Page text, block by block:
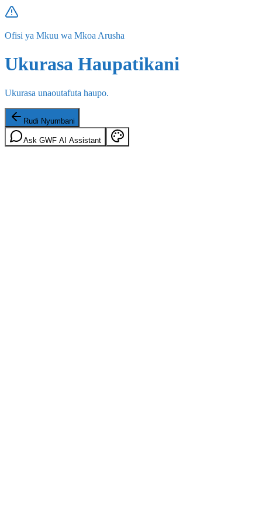
Ofisi ya Mkuu wa Mkoa Arusha
Ukurasa Haupatikani
Ukurasa unaoutafuta haupo.
Rudi Nyumbani
Ask GWF AI Assistant